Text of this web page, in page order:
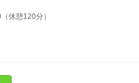
休憩120分）